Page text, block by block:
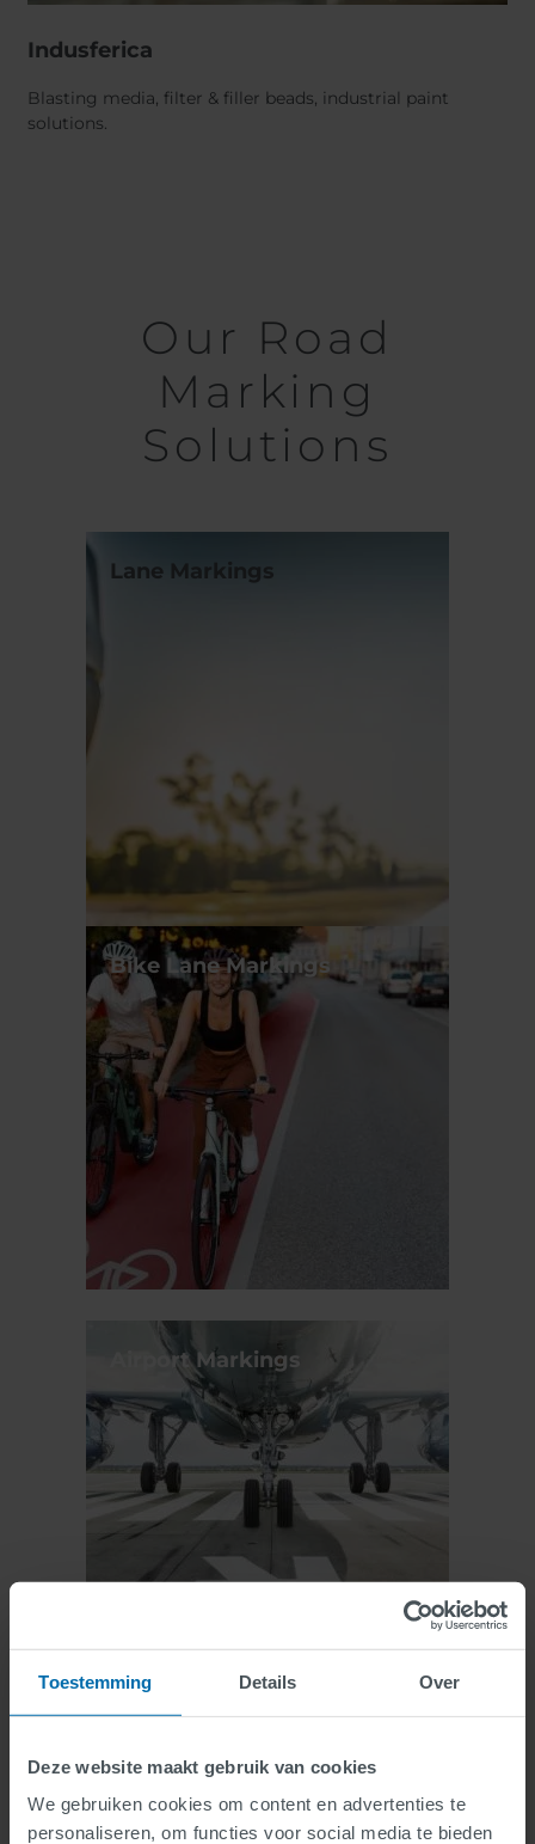
Toestemming Details Over
Deze website maakt gebruik van cookies
We gebruiken cookies om content en advertenties te
personaliseren, om functies voor social media te bieden
Indusferica
Blasting media, filter & filler beads, industrial paint
solutions.
Our Road
Marking
Solutions
Lane Markings
Bike Lane Markings
Airport Markings
Playground and Schoolyard